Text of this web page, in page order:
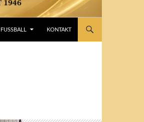
FUSSBALL KONTAKT